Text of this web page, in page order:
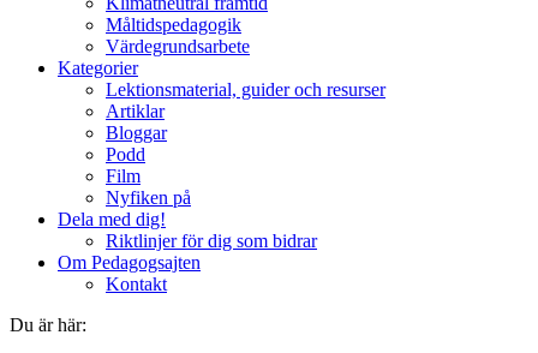
Måltidspedagogik
Värdegrundsarbete
Kategorier
Lektionsmaterial, guider och resurser
Artiklar
Bloggar
Podd
Film
Nyfiken på
Dela med dig!
Riktlinjer för dig som bidrar
Om Pedagogsajten
Kontakt
Du är här: